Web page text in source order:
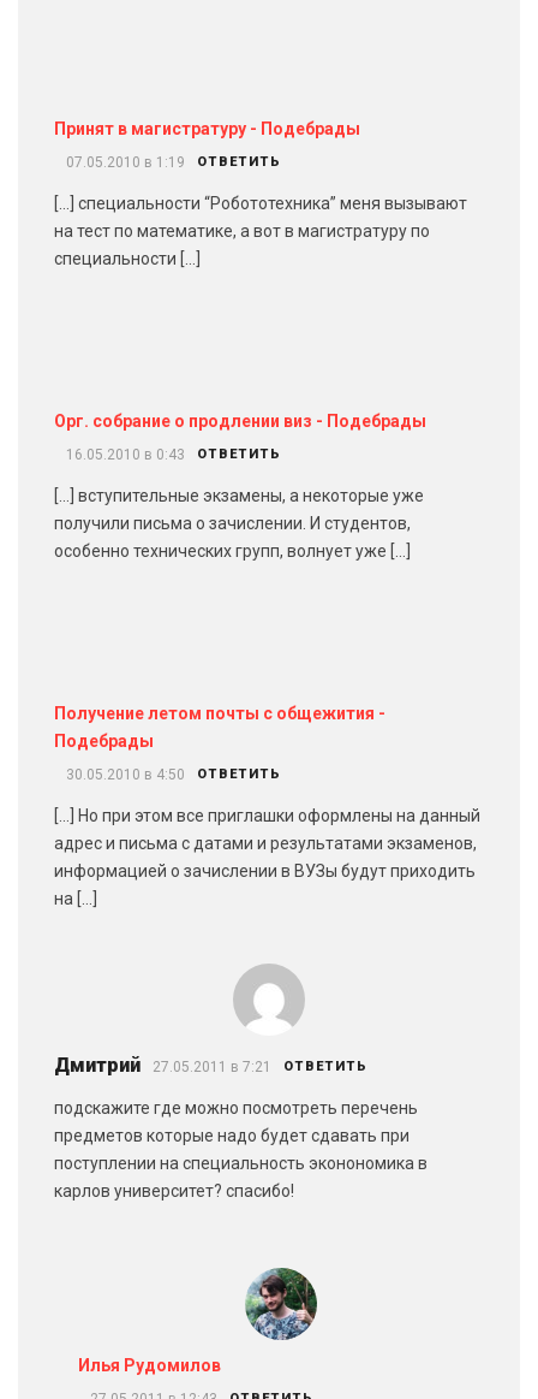
Принят в магистратуру - Подебрады
07.05.2010 в 1:19 ОТВЕТИТЬ
[…] специальности “Робототехника” меня вызывают
на тест по математике, а вот в магистратуру по
специальности […]
Орг. собрание о продлении виз - Подебрады
16.05.2010 в 0:43 ОТВЕТИТЬ
[…] вступительные экзамены, а некоторые уже
получили письма о зачислении. И студентов,
особенно технических групп, волнует уже […]
Получение летом почты с общежития -
Подебрады
30.05.2010 в 4:50 ОТВЕТИТЬ
[…] Но при этом все приглашки оформлены на данный
адрес и письма с датами и результатами экзаменов,
информацией о зачислении в ВУЗы будут приходить
на […]
Дмитрий 27.05.2011 в 7:21 ОТВЕТИТЬ
подскажите где можно посмотреть перечень
предметов которые надо будет сдавать при
поступлении на специальность эконономика в
карлов университет? спасибо!
Илья Рудомилов